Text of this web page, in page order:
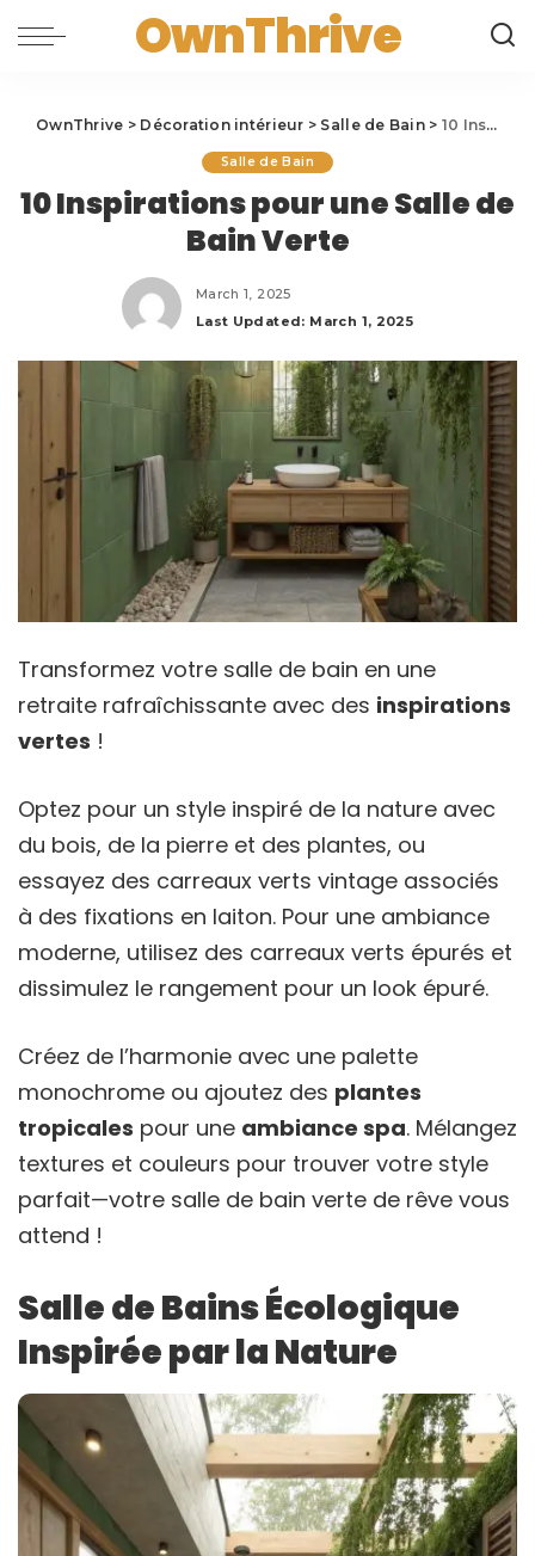
OwnThrive
OwnThrive > Décoration intérieur > Salle de Bain> 10 Inspirations pour une Salle de Bain Verte
Salle de Bain
10 Inspirations pour une Salle de
Bain Verte
March 1, 2025
Last Updated: March 1, 2025
Transformez votre salle de bain en une
retraite rafraîchissante avec des inspirations
vertes !
Optez pour un style inspiré de la nature avec
du bois, de la pierre et des plantes, ou
essayez des carreaux verts vintage associés
à des fixations en laiton. Pour une ambiance
moderne, utilisez des carreaux verts épurés et
dissimulez le rangement pour un look épuré.
Créez de l’harmonie avec une palette
monochrome ou ajoutez des plantes
tropicales pour une ambiance spa. Mélangez
textures et couleurs pour trouver votre style
parfait—votre salle de bain verte de rêve vous
attend !
Salle de Bains Écologique
Inspirée par la Nature